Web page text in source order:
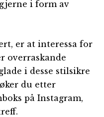
i form av
er at interessa for
overraskande
i desse stilsikre
du etter
på Instagram,